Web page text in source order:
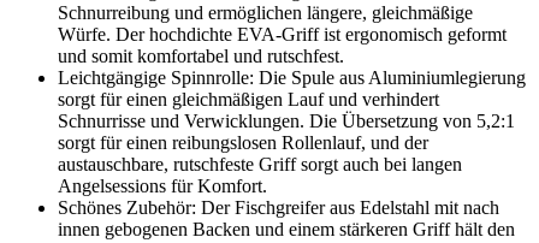
Schnurreibung und ermöglichen längere, gleichmäßige
Würfe. Der hochdichte EVA-Griff ist ergonomisch geformt
und somit komfortabel und rutschfest.
Leichtgängige Spinnrolle: Die Spule aus Aluminiumlegierung
sorgt für einen gleichmäßigen Lauf und verhindert
Schnurrisse und Verwicklungen. Die Übersetzung von 5,2:1
sorgt für einen reibungslosen Rollenlauf, und der
austauschbare, rutschfeste Griff sorgt auch bei langen
Angelsessions für Komfort.
Schönes Zubehör: Der Fischgreifer aus Edelstahl mit nach
innen gebogenen Backen und einem stärkeren Griff hält den